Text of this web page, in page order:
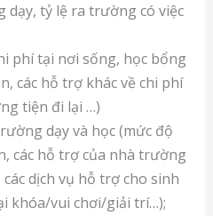
tỷ lệ ra trường có việc
phí tại nơi sống, học bổng
các hỗ trợ khác về chi phí
tiện đi lại …)
dạy và học (mức độ
các hỗ trợ của nhà trường
dịch vụ hỗ trợ cho sinh
khóa/vui chơi/giải trí…);